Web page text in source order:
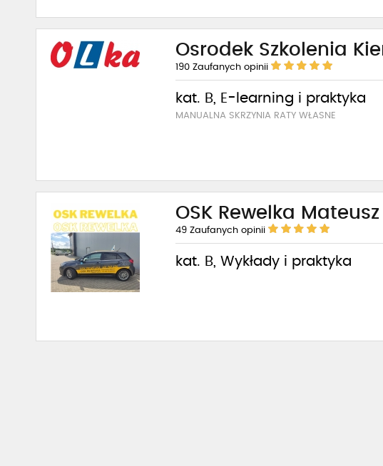
Osrodek Szkolenia
190 Zaufanych opinii
kat. B, E-learning i praktyka
MANUALNA SKRZYNIA RATY WŁASNE
OSK Rewelka Mateusz
49 Zaufanych opinii
kat. B, Wykłady i praktyka